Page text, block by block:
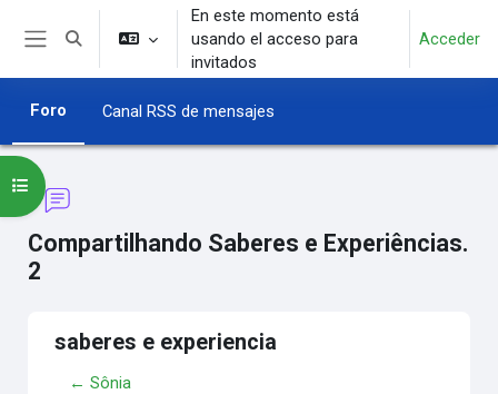
Salta al contenido principal
Selector de búsqueda de entrada
En este momento está
usando el acceso para
invitados
Acceder
Foro Canal RSS de mensajes
Compartilhando Saberes e Experiências.
2
Abrir índice del curso
saberes e experiencia
← Sônia